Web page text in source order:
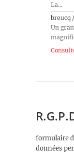
La...
breucq /
Un
formulaire
données